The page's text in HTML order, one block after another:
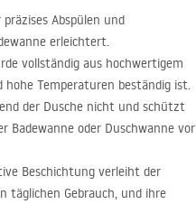
Abspülen und
erleichtert.
vollständig aus hochwertigem
Temperaturen beständig ist.
der Dusche nicht und schützt
Badewanne oder Duschwanne vor
Beschichtung verleiht der
täglichen Gebrauch, und ihre